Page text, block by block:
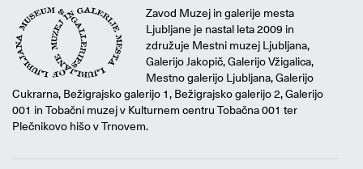
Zavod Muzej in galerije mesta
Ljubljane je nastal leta 2009 in
združuje Mestni muzej Ljubljana,
Galerijo Jakopič, Galerijo Vžigalica,
Mestno galerijo Ljubljana, Galerijo
Cukrarna, Bežigrajsko galerijo 1, Bežigrajsko galerijo 2, Galerijo
001 in Tobačni muzej v Kulturnem centru Tobačna 001 ter
Plečnikovo hišo v Trnovem.